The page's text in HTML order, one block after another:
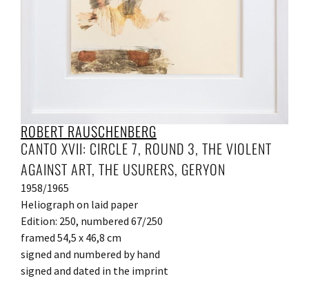
ROBERT RAUSCHENBERG
CANTO XVII: CIRCLE 7, ROUND 3, THE VIOLENT
AGAINST ART, THE USURERS, GERYON
1958/1965
Heliograph on laid paper
Edition: 250, numbered 67/250
framed 54,5 x 46,8 cm
signed and numbered by hand
signed and dated in the imprint